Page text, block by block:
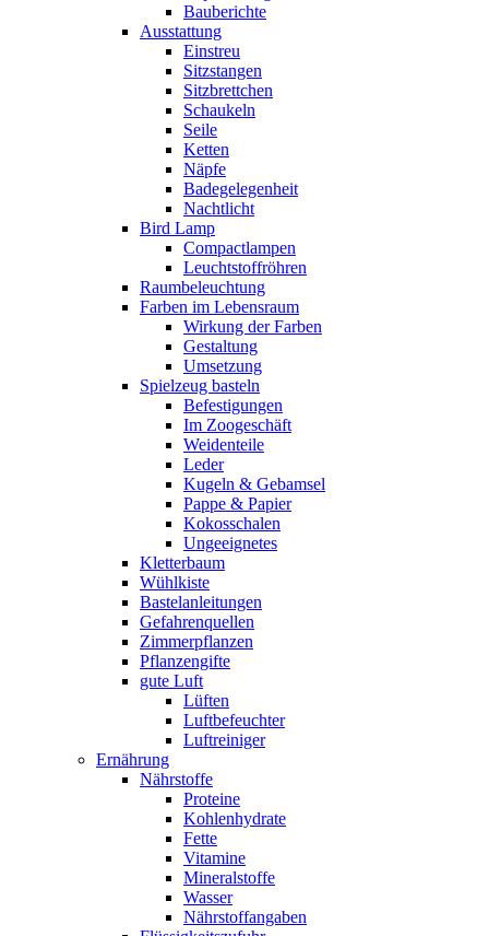
Bauberichte
Ausstattung
Einstreu
Sitzstangen
Sitzbrettchen
Schaukeln
Seile
Ketten
Näpfe
Badegelegenheit
Nachtlicht
Bird Lamp
Compactlampen
Leuchtstoffröhren
Raumbeleuchtung
Farben im Lebensraum
Wirkung der Farben
Gestaltung
Umsetzung
Spielzeug basteln
Befestigungen
Im Zoogeschäft
Weidenteile
Leder
Kugeln & Gebamsel
Pappe & Papier
Kokosschalen
Ungeeignetes
Kletterbaum
Wühlkiste
Bastelanleitungen
Gefahrenquellen
Zimmerpflanzen
Pflanzengifte
gute Luft
Lüften
Luftbefeuchter
Luftreiniger
Ernährung
Nährstoffe
Proteine
Kohlenhydrate
Fette
Vitamine
Mineralstoffe
Wasser
Nährstoffangaben